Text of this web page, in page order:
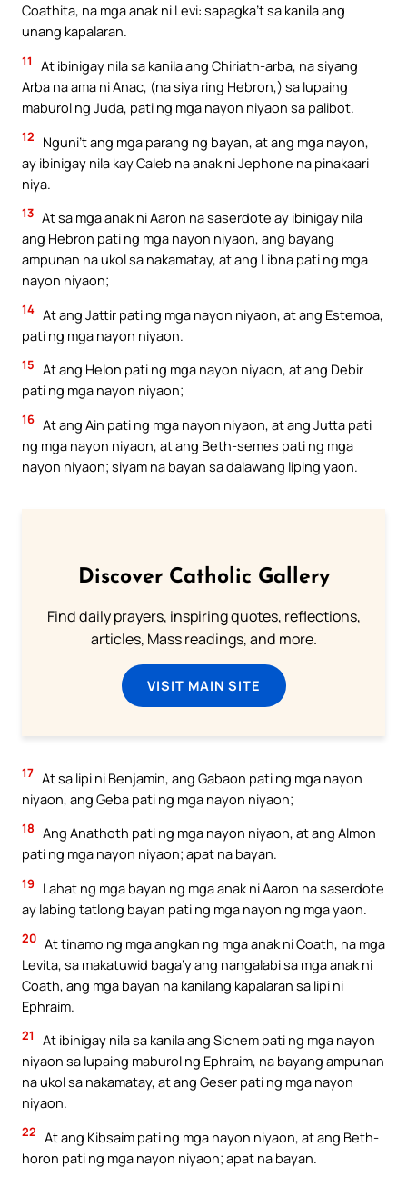
Coathita, na mga anak ni Levi: sapagka’t sa kanila ang
unang kapalaran.
11
At ibinigay nila sa kanila ang Chiriath-arba, na siyang
Arba na ama ni Anac, (na siya ring Hebron,) sa lupaing
maburol ng Juda, pati ng mga nayon niyaon sa palibot.
12
Nguni’t ang mga parang ng bayan, at ang mga nayon,
ay ibinigay nila kay Caleb na anak ni Jephone na pinakaari
niya.
13 At sa mga anak ni Aaron na saserdote ay ibinigay nila
ang Hebron pati ng mga nayon niyaon, ang bayang
ampunan na ukol sa nakamatay, at ang Libna pati ng mga
nayon niyaon;
14 At ang Jattir pati ng mga nayon niyaon, at ang Estemoa,
pati ng mga nayon niyaon.
15 At ang Helon pati ng mga nayon niyaon, at ang Debir
pati ng mga nayon niyaon;
16 At ang Ain pati ng mga nayon niyaon, at ang Jutta pati
ng mga nayon niyaon, at ang Beth-semes pati ng mga
nayon niyaon; siyam na bayan sa dalawang liping yaon.
Discover Catholic Gallery
Find daily prayers, inspiring quotes, reflections,
articles, Mass readings, and more.
VISIT MAIN SITE
17 At sa lipi ni Benjamin, ang Gabaon pati ng mga nayon
niyaon, ang Geba pati ng mga nayon niyaon;
18 Ang Anathoth pati ng mga nayon niyaon, at ang Almon
pati ng mga nayon niyaon; apat na bayan.
19
Lahat ng mga bayan ng mga anak ni Aaron na saserdote
ay labing tatlong bayan pati ng mga nayon ng mga yaon.
20 At tinamo ng mga angkan ng mga anak ni Coath, na mga
Levita, sa makatuwid baga’y ang nangalabi sa mga anak ni
Coath, ang mga bayan na kanilang kapalaran sa lipi ni
Ephraim.
21
At ibinigay nila sa kanila ang Sichem pati ng mga nayon
niyaon sa lupaing maburol ng Ephraim, na bayang ampunan
na ukol sa nakamatay, at ang Geser pati ng mga nayon
niyaon.
22 At ang Kibsaim pati ng mga nayon niyaon, at ang Beth-
horon pati ng mga nayon niyaon; apat na bayan.